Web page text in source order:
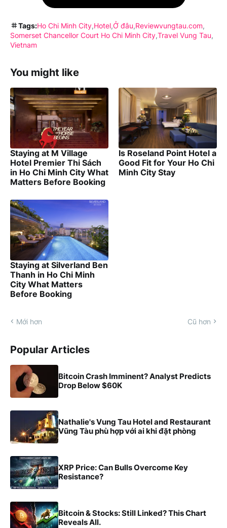
Tags:Ho Chi Minh City Hotel Ở đâu Reviewvungtau.com
Somerset Chancellor Court Ho Chi Minh City Travel Vung Tau
Vietnam
You might like
Staying at M Village
Hotel Premier Thi Sách
in Ho Chi Minh City What
Matters Before Booking
Is Roseland Point Hotel a
Good Fit for Your Ho Chi
Minh City Stay
Staying at Silverland Ben
Thanh in Ho Chi Minh
City What Matters
Before Booking
Mới hơn Cũ hơn
Popular Articles
Bitcoin Crash Imminent? Analyst Predicts
Drop Below $60K
Nathalie's Vung Tau Hotel and Restaurant
Vũng Tàu phù hợp với ai khi đặt phòng
XRP Price: Can Bulls Overcome Key
Resistance?
Bitcoin & Stocks: Still Linked? This Chart
Reveals All.